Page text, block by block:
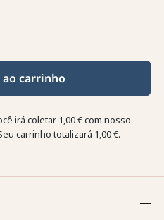
carrinho
irá coletar 1,00 €com nosso
carrinho totalizará 1,00 €.